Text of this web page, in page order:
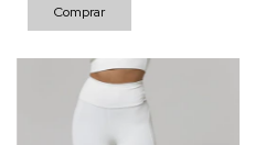
Comprar